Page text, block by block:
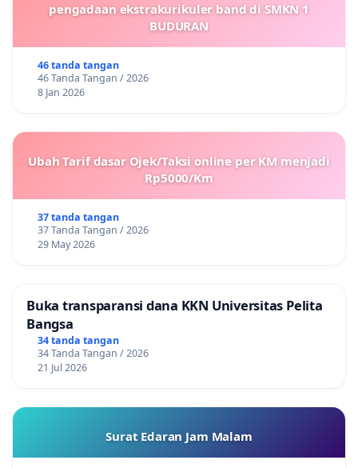
pengadaan ekstrakurikuler band di SMKN 1
BUDURAN
46 tanda tangan
46 Tanda Tangan / 2026
8 Jan 2026
Ubah Tarif dasar Ojek/Taksi online per KM menjadi
Rp5000/Km
37 tanda tangan
37 Tanda Tangan / 2026
29 May 2026
Buka transparansi dana KKN Universitas Pelita
Bangsa
34 tanda tangan
34 Tanda Tangan / 2026
21 Jul 2026
Surat Edaran Jam Malam